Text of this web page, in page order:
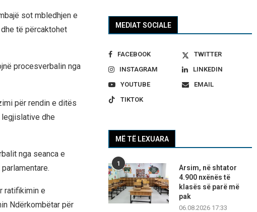
sot mbledhjen e
të përcaktohet
procesverbalin nga
për rendin e ditës
dhe
nga seanca e
ratifikimin e
Ndërkombëtar për
MEDIAT SOCIALE
FACEBOOK
TWITTER
INSTAGRAM
LINKEDIN
YOUTUBE
EMAIL
TIKTOK
MË TË LEXUARA
1
Arsim, në shtator
4.900 nxënës të
klasës së parë më
pak
06.08.2026 17:33